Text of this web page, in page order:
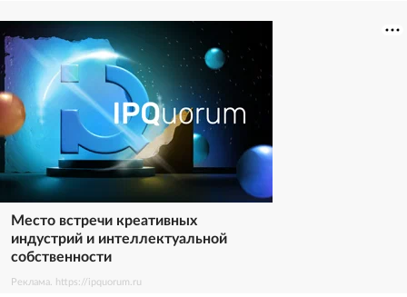
Место встречи креативных
индустрий и интеллектуальной
собственности
Реклама. https://ipquorum.ru